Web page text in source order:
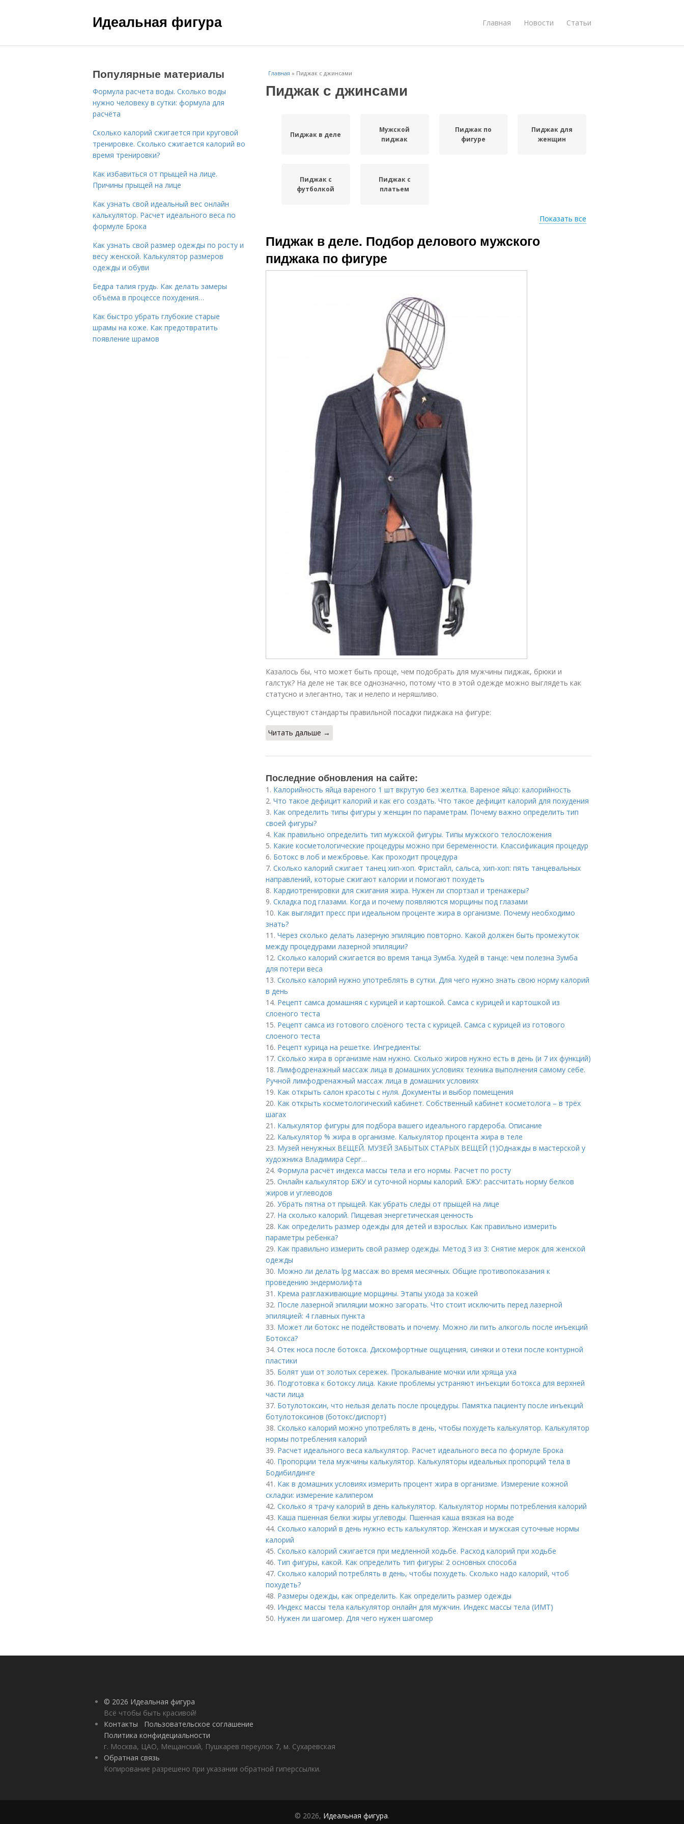
Идеальная фигура Главная Новости Статьи
Главная » Пиджак с джинсами
Пиджак с джинсами
Пиджак в деле
Мужской
пиджак
Пиджак по
фигуре
Пиджак для
женщин
Пиджак с
футболкой
Пиджак с
платьем
Показать все
Пиджак в деле. Подбор делового мужского
пиджака по фигуре
Казалось бы, что может быть проще, чем подобрать для мужчины пиджак, брюки и
галстук? На деле не так все однозначно, потому что в этой одежде можно выглядеть как
статусно и элегантно, так и нелепо и неряшливо.
Существуют стандарты правильной посадки пиджака на фигуре:
Читать дальше →
Последние обновления на сайте:
1. Калорийность яйца вареного 1 шт вкрутую без желтка. Вареное яйцо: калорийность
2. Что такое дефицит калорий и как его создать. Что такое дефицит калорий для похудения
3. Как определить типы фигуры у женщин по параметрам. Почему важно определить тип
своей фигуры?
4. Как правильно определить тип мужской фигуры. Типы мужского телосложения
5. Какие косметологические процедуры можно при беременности. Классификация процедур
6. Ботокс в лоб и межбровье. Как проходит процедура
7. Сколько калорий сжигает танец хип-хоп. Фристайл, сальса, хип-хоп: пять танцевальных
направлений, которые сжигают калории и помогают похудеть
8. Кардиотренировки для сжигания жира. Нужен ли спортзал и тренажеры?
9. Складка под глазами. Когда и почему появляются морщины под глазами
10. Как выглядит пресс при идеальном проценте жира в организме. Почему необходимо
знать?
11. Через сколько делать лазерную эпиляцию повторно. Какой должен быть промежуток
между процедурами лазерной эпиляции?
12. Сколько калорий сжигается во время танца Зумба. Худей в танце: чем полезна Зумба
для потери веса
13. Сколько калорий нужно употреблять в сутки. Для чего нужно знать свою норму калорий
в день
14. Рецепт самса домашняя с курицей и картошкой. Самса с курицей и картошкой из
слоеного теста
15. Рецепт самса из готового слоёного теста с курицей. Самса с курицей из готового
слоеного теста
16. Рецепт курица на решетке. Ингредиенты:
17. Сколько жира в организме нам нужно. Сколько жиров нужно есть в день (и 7 их функций)
18.Лимфодренажный массаж лица в домашних условиях техника выполнения самому себе.
Ручной лимфодренажный массаж лица в домашних условиях
19. Как открыть салон красоты с нуля. Документы и выбор помещения
20. Как открыть косметологический кабинет. Собственный кабинет косметолога – в трёх
шагах
21. Калькулятор фигуры для подбора вашего идеального гардероба. Описание
22. Калькулятор % жира в организме. Калькулятор процента жира в теле
23. Музей ненужных ВЕЩЕЙ. МУЗЕЙ ЗАБЫТЫХ СТАРЫХ ВЕЩЕЙ (1)Однажды в мастерской у
художника Владимира Серг…
24. Формула расчёт индекса массы тела и его нормы. Расчет по росту
25. Онлайн калькулятор БЖУ и суточной нормы калорий. БЖУ: рассчитать норму белков
жиров и углеводов
26. Убрать пятна от прыщей. Как убрать следы от прыщей на лице
27. На сколько калорий. Пищевая энергетическая ценность
28. Как определить размер одежды для детей и взрослых. Как правильно измерить
параметры ребенка?
29. Как правильно измерить свой размер одежды. Метод 3 из 3: Снятие мерок для женской
одежды
30. Можно ли делать lpg массаж во время месячных. Общие противопоказания к
проведению эндермолифта
31. Крема разглаживающие морщины. Этапы ухода за кожей
32. После лазерной эпиляции можно загорать. Что стоит исключить перед лазерной
эпиляцией: 4 главных пункта
33. Может ли ботокс не подействовать и почему. Можно ли пить алкоголь после инъекций
Ботокса?
34. Отек носа после ботокса. Дискомфортные ощущения, синяки и отеки после контурной
пластики
35. Болят уши от золотых сережек. Прокалывание мочки или хряща уха
36. Подготовка к ботоксу лица. Какие проблемы устраняют инъекции ботокса для верхней
части лица
37. Ботулотоксин, что нельзя делать после процедуры. Памятка пациенту после инъекций
ботулотоксинов (ботокс/диспорт)
38. Сколько калорий можно употреблять в день, чтобы похудеть калькулятор. Калькулятор
нормы потребления калорий
39. Расчет идеального веса калькулятор. Расчет идеального веса по формуле Брока
40. Пропорции тела мужчины калькулятор. Калькуляторы идеальных пропорций тела в
Бодибилдинге
41. Как в домашних условиях измерить процент жира в организме. Измерение кожной
складки: измерение калипером
42. Сколько я трачу калорий в день калькулятор. Калькулятор нормы потребления калорий
43. Каша пшенная белки жиры углеводы. Пшенная каша вязкая на воде
44. Сколько калорий в день нужно есть калькулятор. Женская и мужская суточные нормы
калорий
45. Сколько калорий сжигается при медленной ходьбе. Расход калорий при ходьбе
46. Тип фигуры, какой. Как определить тип фигуры: 2 основных способа
47. Сколько калорий потреблять в день, чтобы похудеть. Сколько надо калорий, чтоб
похудеть?
48. Размеры одежды, как определить. Как определить размер одежды
49. Индекс массы тела калькулятор онлайн для мужчин. Индекс массы тела (ИМТ)
50. Нужен ли шагомер. Для чего нужен шагомер
Популярные материалы
Формула расчета воды. Сколько воды
нужно человеку в сутки: формула для
расчёта
Сколько калорий сжигается при круговой
тренировке. Сколько сжигается калорий во
время тренировки?
Как избавиться от прыщей на лице.
Причины прыщей на лице
Как узнать свой идеальный вес онлайн
калькулятор. Расчет идеального веса по
формуле Брока
Как узнать свой размер одежды по росту и
весу женской. Калькулятор размеров
одежды и обуви
Бедра талия грудь. Как делать замеры
объёма в процессе похудения…
Как быстро убрать глубокие старые
шрамы на коже. Как предотвратить
появление шрамов
© 2026 Идеальная фигура
Всё чтобы быть красивой!
Контакты
Пользовательское соглашение
Политика конфидециальности
г. Москва, ЦАО, Мещанский, Пушкарев переулок 7, м. Сухаревская
Обратная связь
Копирование разрешено при указании обратной гиперссылки.
© 2026, Идеальная фигура.